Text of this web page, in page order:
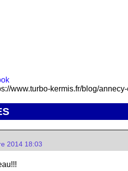
www.turbo-kermis.fr/blog/
2014 18:03